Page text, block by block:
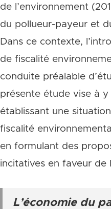
de l’environnement
du pollueur-payeur et
Dans ce contexte,
de fiscalité
conduite préalable
présente étude vise à
établissant une
fiscalité
en formulant des
incitatives en faveur de
L’économie du